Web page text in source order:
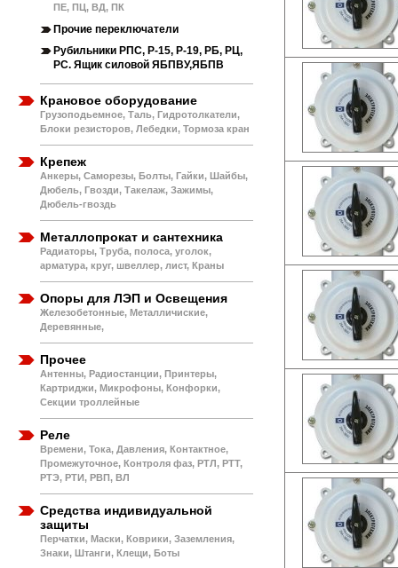
ПЕ, ПЦ, ВД, ПК
Прочие переключатели
Рубильники РПС, Р-15, Р-19, РБ, РЦ,
РС. Ящик силовой ЯБПВУ,ЯБПВ
Крановое оборудование
Грузоподьемное, Таль, Гидротолкатели,
Блоки резисторов, Лебедки, Тормоза кран
Крепеж
Анкеры, Саморезы, Болты, Гайки, Шайбы,
Дюбель, Гвозди, Такелаж, Зажимы,
Дюбель-гвоздь
Металлопрокат и сантехника
Радиаторы, Труба, полоса, уголок,
арматура, круг, швеллер, лист, Краны
Опоры для ЛЭП и Освещения
Железобетонные, Металличиские,
Деревянные,
Прочее
Антенны, Радиостанции, Принтеры,
Картриджи, Микрофоны, Конфорки,
Секции троллейные
Реле
Времени, Тока, Давления, Контактное,
Промежуточное, Контроля фаз, РТЛ, РТТ,
РТЭ, РТИ, РВП, ВЛ
Средства индивидуальной
защиты
Перчатки, Маски, Коврики, Заземления,
Знаки, Штанги, Клещи, Боты